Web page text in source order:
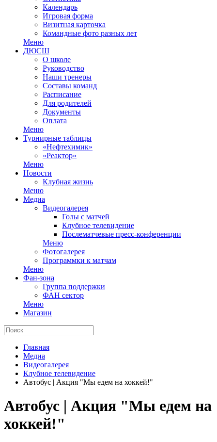
Календарь
Игровая форма
Визитная карточка
Командные фото разных лет
Меню
ДЮСШ
О школе
Руководство
Наши тренеры
Составы команд
Расписание
Для родителей
Документы
Оплата
Меню
Турнирные таблицы
«Нефтехимик»
«Реактор»
Меню
Новости
Клубная жизнь
Меню
Медиа
Видеогалерея
Голы с матчей
Клубное телевидение
Послематчевые пресс-конференции
Меню
Фотогалерея
Программки к матчам
Меню
Фан-зона
Группа поддержки
ФАН сектор
Меню
Магазин
Главная
Медиа
Видеогалерея
Клубное телевидение
Автобус | Акция "Мы едем на хоккей!"
Автобус | Акция "Мы едем на
хоккей!"